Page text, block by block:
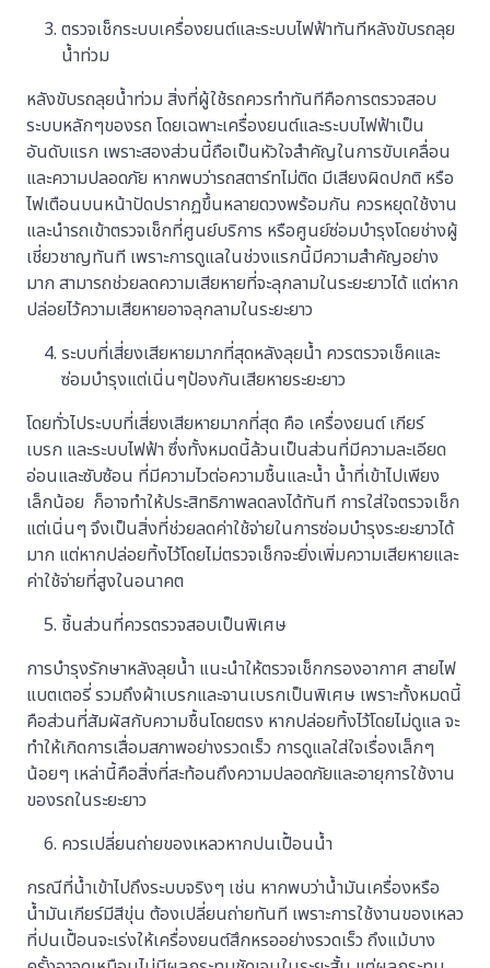
ตรวจเช็กระบบเครื่องยนต์และระบบไฟฟ้าทันทีหลังขับรถลุย
น้ำท่วม
หลังขับรถลุยน้ำท่วม สิ่งที่ผู้ใช้รถควรทำทันทีคือการตรวจสอบ
ระบบหลักๆของรถ โดยเฉพาะเครื่องยนต์และระบบไฟฟ้าเป็น
อันดับแรก เพราะสองส่วนนี้ถือเป็นหัวใจสำคัญในการขับเคลื่อน
และความปลอดภัย หากพบว่ารถสตาร์ทไม่ติด มีเสียงผิดปกติ หรือ
ไฟเตือนบนหน้าปัดปรากฏขึ้นหลายดวงพร้อมกัน ควรหยุดใช้งาน
และนำรถเข้าตรวจเช็กที่ศูนย์บริการ หรือศูนย์ซ่อมบำรุงโดยช่างผู้
เชี่ยวชาญทันที เพราะการดูแลในช่วงแรกนี้มีความสำคัญอย่าง
มาก สามารถช่วยลดความเสียหายที่จะลุกลามในระยะยาวได้ แต่หาก
ปล่อยไว้ความเสียหายอาจลุกลามในระยะยาว
ระบบที่เสี่ยงเสียหายมากที่สุดหลังลุยน้ำ ควรตรวจเช็คและ
ซ่อมบำรุงแต่เนิ่นๆป้องกันเสียหายระยะยาว
โดยทั่วไประบบที่เสี่ยงเสียหายมากที่สุด คือ เครื่องยนต์ เกียร์
เบรก และระบบไฟฟ้า ซึ่งทั้งหมดนี้ล้วนเป็นส่วนที่มีความละเอียด
อ่อนและซับซ้อน ที่มีความไวต่อความชื้นและน้ำ น้ำที่เข้าไปเพียง
เล็กน้อย ก็อาจทำให้ประสิทธิภาพลดลงได้ทันที การใส่ใจตรวจเช็ก
แต่เนิ่นๆ จึงเป็นสิ่งที่ช่วยลดค่าใช้จ่ายในการซ่อมบำรุงระยะยาวได้
มาก แต่หากปล่อยทิ้งไว้โดยไม่ตรวจเช็กจะยิ่งเพิ่มความเสียหายและ
ค่าใช้จ่ายที่สูงในอนาคต
ชิ้นส่วนที่ควรตรวจสอบเป็นพิเศษ
การบำรุงรักษาหลังลุยน้ำ แนะนำให้ตรวจเช็กกรองอากาศ สายไฟ
แบตเตอรี่ รวมถึงผ้าเบรกและจานเบรกเป็นพิเศษ เพราะทั้งหมดนี้
คือส่วนที่สัมผัสกับความชื้นโดยตรง หากปล่อยทิ้งไว้โดยไม่ดูแล จะ
ทำให้เกิดการเสื่อมสภาพอย่างรวดเร็ว การดูแลใส่ใจเรื่องเล็กๆ
น้อยๆ เหล่านี้คือสิ่งที่สะท้อนถึงความปลอดภัยและอายุการใช้งาน
ของรถในระยะยาว
ควรเปลี่ยนถ่ายของเหลวหากปนเปื้อนน้ำ
กรณีที่น้ำเข้าไปถึงระบบจริงๆ เช่น หากพบว่าน้ำมันเครื่องหรือ
น้ำมันเกียร์มีสีขุ่น ต้องเปลี่ยนถ่ายทันที เพราะการใช้งานของเหลว
ที่ปนเปื้อนจะเร่งให้เครื่องยนต์สึกหรออย่างรวดเร็ว ถึงแม้บาง